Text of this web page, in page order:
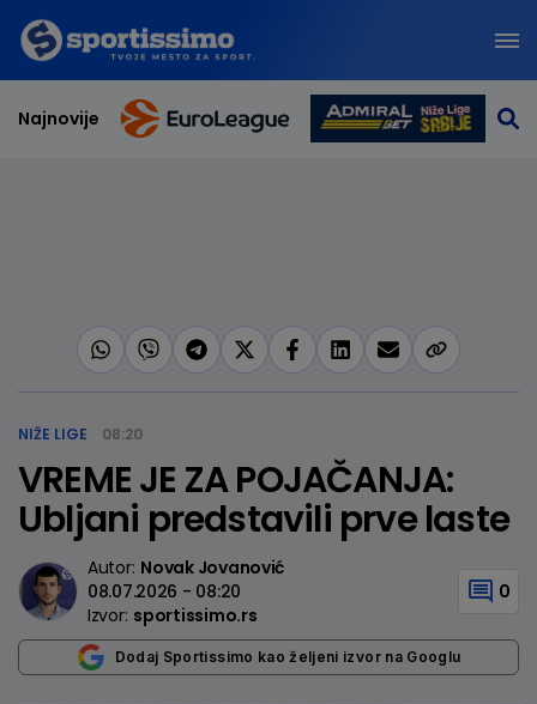
Najnovije
NIŽE LIGE 08:20
VREME JE ZA POJAČANJA:
Ubljani predstavili prve laste
Autor: Novak Jovanović
08.07.2026 - 08:20
Izvor: sportissimo.rs
0
Dodaj Sportissimo kao željeni izvor na Googlu